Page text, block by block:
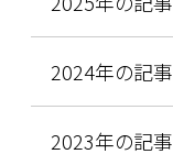
2024年の記事
2023年の記事